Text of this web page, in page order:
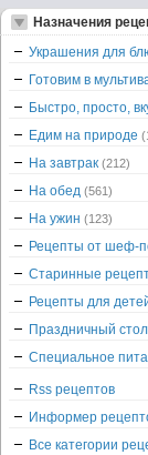
Назначения
Украшения для
Готовим в
Быстро, просто,
Едим на природе
На завтрак (212)
На обед (561)
На ужин (123)
Рецепты от шеф-
Старинные
Рецепты для
Праздничный стол
Специальное
Rss рецептов
Информер
Все категории